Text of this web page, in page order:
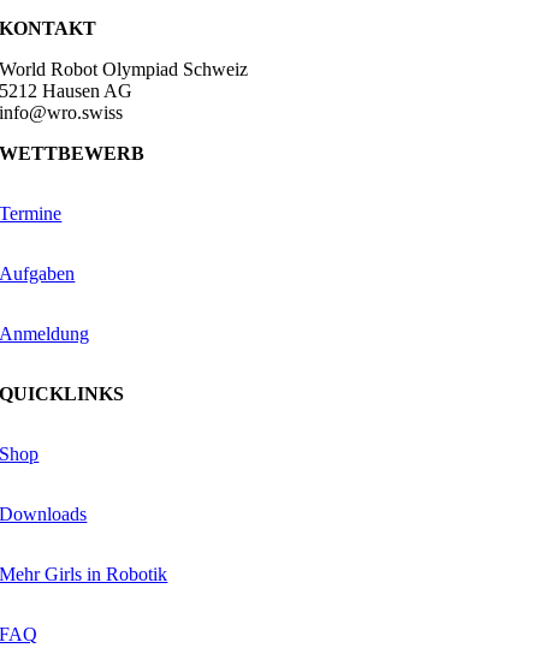
KONTAKT
World Robot Olympiad Schweiz
5212 Hausen AG
info@wro.swiss
WETTBEWERB
Termine
Aufgaben
Anmeldung
QUICKLINKS
Shop
Downloads
Mehr Girls in Robotik
FAQ